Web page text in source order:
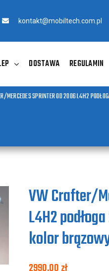
kontakt@mobiltech.com.pl
DOSTAWA REGULAMIN
MERCEDES SPRINTER OD 2006 L4H2
VW Crafter/
L4H2
kolor